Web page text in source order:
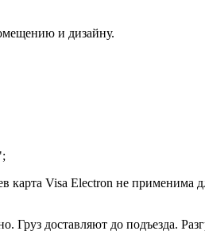
и дизайну.
Visa Electron не применима
Груз доставляют до подъезда.